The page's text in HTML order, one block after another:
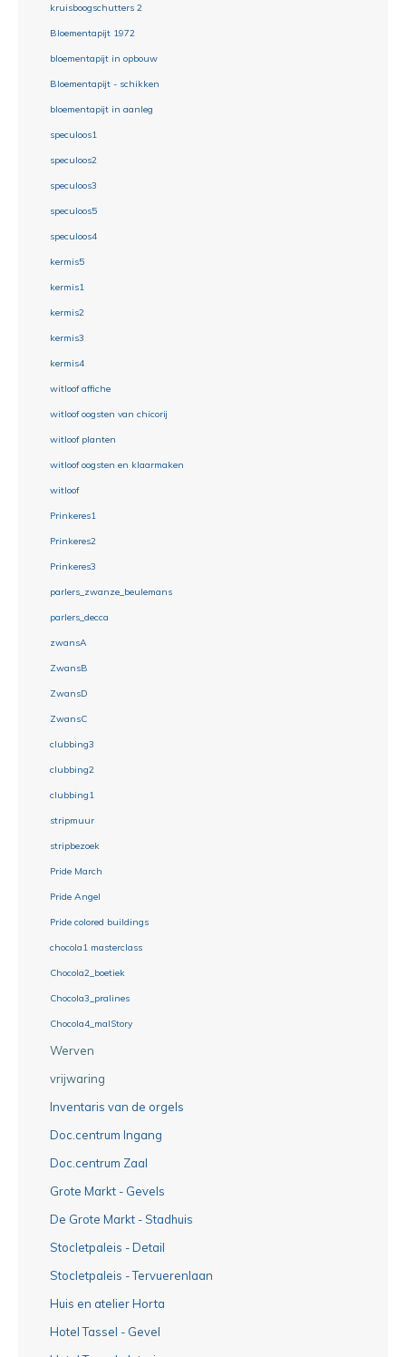
kruisboogschutters 2
Bloementapijt 1972
bloementapijt in opbouw
Bloementapijt - schikken
bloementapijt in aanleg
speculoos1
speculoos2
speculoos3
speculoos5
speculoos4
kermis5
kermis1
kermis2
kermis3
kermis4
witloof affiche
witloof oogsten van chicorij
witloof planten
witloof oogsten en klaarmaken
witloof
Prinkeres1
Prinkeres2
Prinkeres3
parlers_zwanze_beulemans
parlers_decca
zwansA
ZwansB
ZwansD
ZwansC
clubbing3
clubbing2
clubbing1
stripmuur
stripbezoek
Pride March
Pride Angel
Pride colored buildings
chocola1 masterclass
Chocola2_boetiek
Chocola3_pralines
Chocola4_malStory
Werven
vrijwaring
Inventaris van de orgels
Doc.centrum Ingang
Doc.centrum Zaal
Grote Markt - Gevels
De Grote Markt - Stadhuis
Stocletpaleis - Detail
Stocletpaleis - Tervuerenlaan
Huis en atelier Horta
Hotel Tassel - Gevel